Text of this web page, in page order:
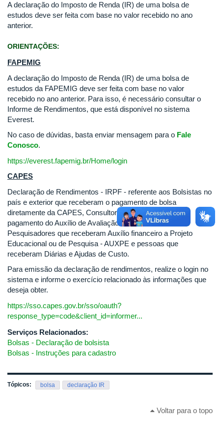
A declaração do Imposto de Renda (IR) de uma bolsa de
estudos deve ser feita com base no valor recebido no ano
anterior.
ORIENTAÇÕES:
FAPEMIG
A declaração do Imposto de Renda (IR) de uma bolsa de
estudos da FAPEMIG deve ser feita com base no valor
recebido no ano anterior. Para isso, é necessário consultar o
Informe de Rendimentos, que está disponível no sistema
Everest.
No caso de dúvidas, basta enviar mensagem para o Fale
Conosco.
https://everest.fapemig.br/Home/login
CAPES
Declaração de Rendimentos - IRPF - referente aos Bolsistas no
país e exterior que receberam o pagamento de bolsa
diretamente da CAPES, Consultores que receberam o
pagamento do Auxílio de Avaliação Educacional - AAE,
Pesquisadores que receberam Auxílio financeiro a Projeto
Educacional ou de Pesquisa - AUXPE e pessoas que
receberam Diárias e Ajudas de Custo.
Para emissão da declaração de rendimentos, realize o login no
sistema e informe o exercício relacionado às informações que
deseja obter.
https://sso.capes.gov.br/sso/oauth?
response_type=code&client_id=informer...
Serviços Relacionados:
Bolsas - Declaração de bolsista
Bolsas - Instruções para cadastro
Tópicos: bolsa declaração IR
Voltar para o topo